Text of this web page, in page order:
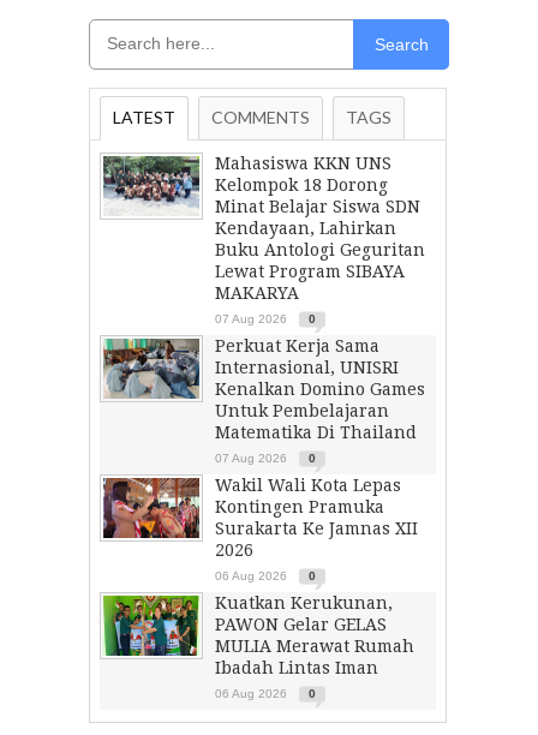
Search
LATEST COMMENTS TAGS
Mahasiswa KKN UNS
Kelompok 18 Dorong
Minat Belajar Siswa SDN
Kendayaan, Lahirkan
Buku Antologi Geguritan
Lewat Program SIBAYA
MAKARYA
07 Aug 2026 0
Perkuat Kerja Sama
Internasional, UNISRI
Kenalkan Domino Games
Untuk Pembelajaran
Matematika Di Thailand
07 Aug 2026 0
Wakil Wali Kota Lepas
Kontingen Pramuka
Surakarta Ke Jamnas XII
2026
06 Aug 2026 0
Kuatkan Kerukunan,
PAWON Gelar GELAS
MULIA Merawat Rumah
Ibadah Lintas Iman
06 Aug 2026 0